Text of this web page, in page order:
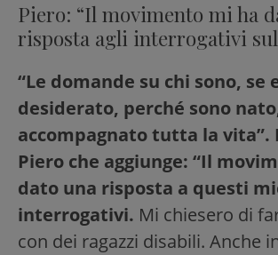
Piero: “Il movimento mi ha
risposta agli interrogativi
“Le domande su chi sono, se
desiderato, perché sono
accompagnato tutta la vita”.
Piero che aggiunge: “Il
dato una risposta a questi
interrogativi. Mi chiesero di
con dei ragazzi disabili. Anche